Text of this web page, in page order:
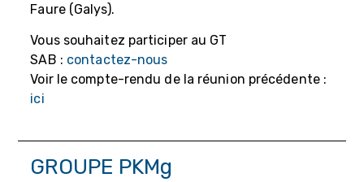
Faure (Galys).
Vous souhaitez participer au GT
SAB : contactez-nous
Voir le compte-rendu de la réunion précédente :
ici
GROUPE PKMg